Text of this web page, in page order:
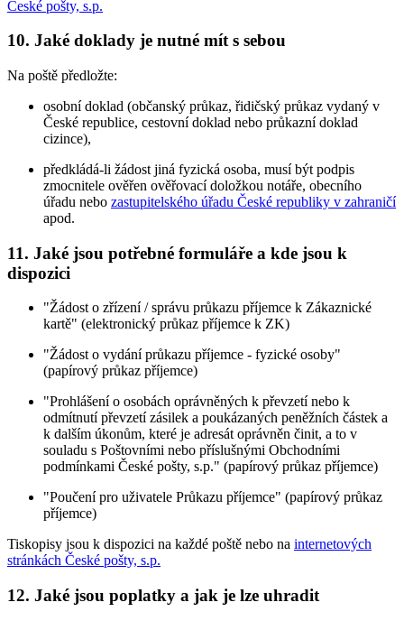
České pošty, s.p.
10. Jaké doklady je nutné mít s sebou
Na poště předložte:
osobní doklad (občanský průkaz, řidičský průkaz vydaný v
České republice, cestovní doklad nebo průkazní doklad
cizince),
předkládá-li žádost jiná fyzická osoba, musí být podpis
zmocnitele ověřen ověřovací doložkou notáře, obecního
úřadu nebo zastupitelského úřadu České republiky v zahraničí
apod.
11. Jaké jsou potřebné formuláře a kde jsou k
dispozici
"Žádost o zřízení / správu průkazu příjemce k Zákaznické
kartě" (elektronický průkaz příjemce k ZK)
"Žádost o vydání průkazu příjemce - fyzické osoby"
(papírový průkaz příjemce)
"Prohlášení o osobách oprávněných k převzetí nebo k
odmítnutí převzetí zásilek a poukázaných peněžních částek a
k dalším úkonům, které je adresát oprávněn činit, a to v
souladu s Poštovními nebo příslušnými Obchodními
podmínkami České pošty, s.p." (papírový průkaz příjemce)
"Poučení pro uživatele Průkazu příjemce" (papírový průkaz
příjemce)
Tiskopisy jsou k dispozici na každé poště nebo na internetových
stránkách České pošty, s.p.
12. Jaké jsou poplatky a jak je lze uhradit